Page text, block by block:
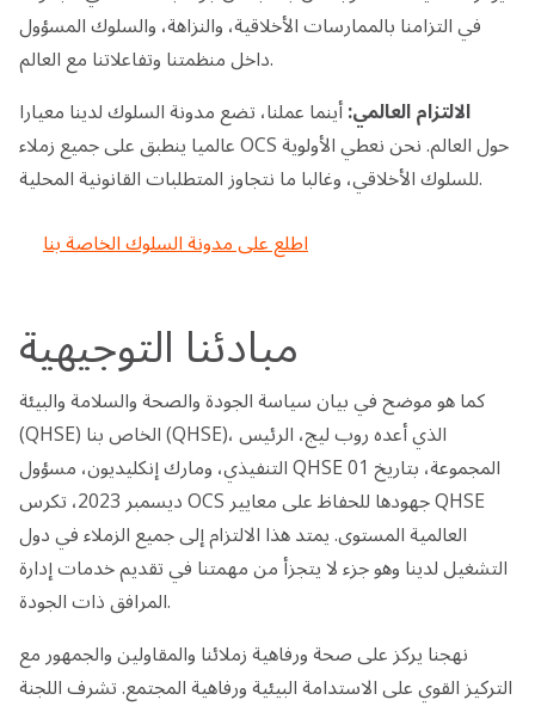
في التزامنا بالممارسات الأخلاقية، والنزاهة، والسلوك المسؤول
داخل منظمتنا وتفاعلاتنا مع العالم.
الالتزام العالمي: أينما عملنا، تضع مدونة السلوك لدينا معيارا
عالميا ينطبق على جميع زملاء OCS حول العالم. نحن نعطي الأولوية
للسلوك الأخلاقي، وغالبا ما نتجاوز المتطلبات القانونية المحلية.
اطلع على مدونة السلوك الخاصة بنا
مبادئنا التوجيهية
كما هو موضح في بيان سياسة الجودة والصحة والسلامة والبيئة
(QHSE) الخاص بنا (QHSE)، الذي أعده روب ليج، الرئيس
التنفيذي، ومارك إنكليديون، مسؤول QHSE المجموعة، بتاريخ 01
ديسمبر 2023، تكرس OCS جهودها للحفاظ على معايير QHSE
العالمية المستوى. يمتد هذا الالتزام إلى جميع الزملاء في دول
التشغيل لدينا وهو جزء لا يتجزأ من مهمتنا في تقديم خدمات إدارة
المرافق ذات الجودة.
نهجنا يركز على صحة ورفاهية زملائنا والمقاولين والجمهور مع
التركيز القوي على الاستدامة البيئية ورفاهية المجتمع. تشرف اللجنة